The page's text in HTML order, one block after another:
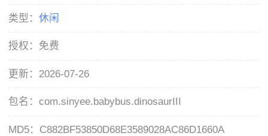
类型：休闲
授权： 免费
更新： 2026-07-26
包名：com.sinyee.babybus.dinosaurIII
MD5： C882BF53850D68E3589028AC86D1660A